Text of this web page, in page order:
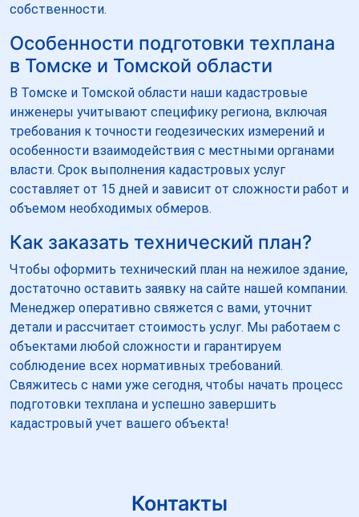
собственности.
Особенности подготовки техплана
в Томске и Томской области
В Томске и Томской области наши кадастровые
инженеры учитывают специфику региона, включая
требования к точности геодезических измерений и
особенности взаимодействия с местными органами
власти. Срок выполнения кадастровых услуг
составляет от 15 дней и зависит от сложности работ и
объемом необходимых обмеров.
Как заказать технический план?
Чтобы оформить технический план на нежилое здание,
достаточно оставить заявку на сайте нашей компании.
Менеджер оперативно свяжется с вами, уточнит
детали и рассчитает стоимость услуг. Мы работаем с
объектами любой сложности и гарантируем
соблюдение всех нормативных требований.
Свяжитесь с нами уже сегодня, чтобы начать процесс
подготовки техплана и успешно завершить
кадастровый учет вашего объекта!
Контакты